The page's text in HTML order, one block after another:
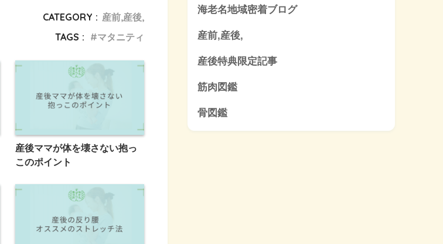
CATEGORY : 産前,産後,
TAGS :
マタニティ
産後ママが体を壊さない抱っ
このポイント
海老名地域密着ブログ
産前,産後,
産後特典限定記事
筋肉図鑑
骨図鑑